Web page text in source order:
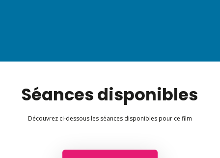
Séances disponibles
Découvrez ci-dessous les séances disponibles pour ce film